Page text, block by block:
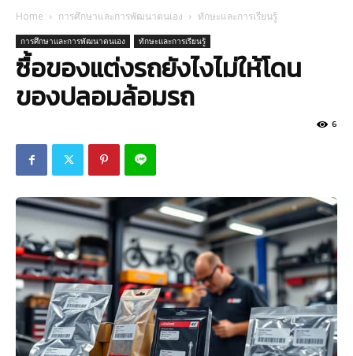
Home การศึกษาและการพัฒนาตนเอง ทักษะและการเรียนรู้
การศึกษาและการพัฒนาตนเอง ทักษะและการเรียนรู้
ซื้อของแต่งรถยังไงไม่ให้โดน
ของปลอมล้อมรถ
6